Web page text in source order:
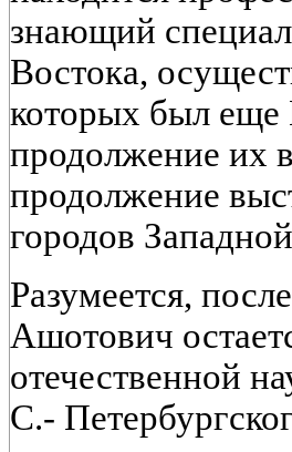
знающий
Востока,
которых был
продолжение их
продолжение
городов
Разумеется,
Ашотович
отечественной
С.-